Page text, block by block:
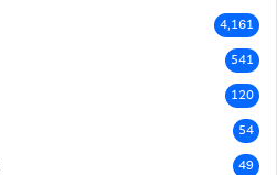
4,161
541
120
54
49